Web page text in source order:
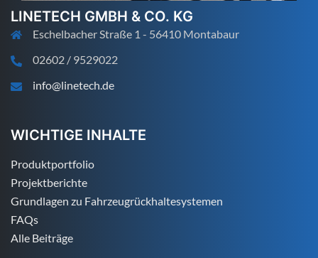
LINETECH GMBH & CO. KG
Eschelbacher Straße 1 - 56410 Montabaur
02602 / 9529022
info@linetech.de
WICHTIGE INHALTE
Produktportfolio
Projektberichte
Grundlagen zu Fahrzeugrückhaltesystemen
FAQs
Alle Beiträge